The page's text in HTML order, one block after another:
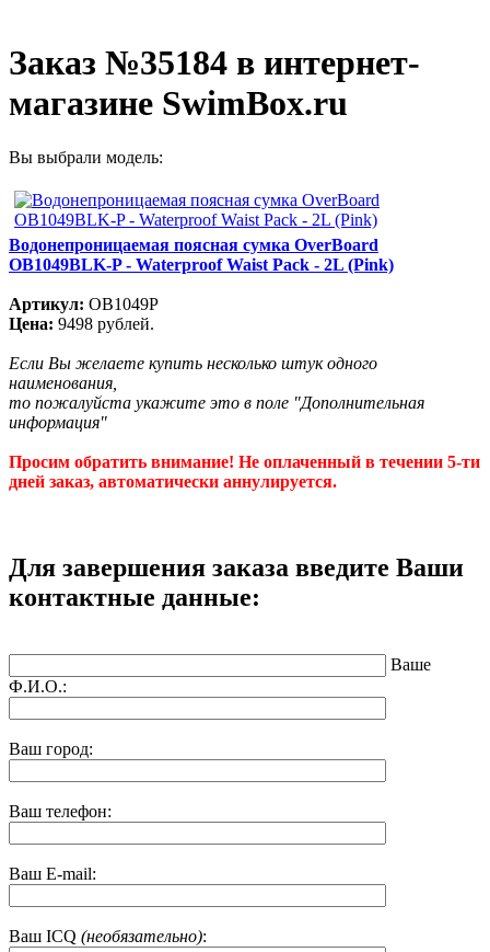
Заказ №35184 в интернет-
магазине SwimBox.ru
Вы выбрали модель:
Водонепроницаемая поясная сумка OverBoard
OB1049BLK-P - Waterproof Waist Pack - 2L (Pink)
Артикул: OB1049P
Цена: 9498 рублей.
Если Вы желаете купить несколько штук одного
наименования,
то пожалуйста укажите это в поле "Дополнительная
информация"
Просим обратить внимание! Не оплаченный в течении 5-ти
дней заказ, автоматически аннулируется.
Для завершения заказа введите Ваши
контактные данные:
Ваше
Ф.И.О.:
Ваш город:
Ваш телефон:
Ваш E-mail:
Ваш ICQ (необязательно):